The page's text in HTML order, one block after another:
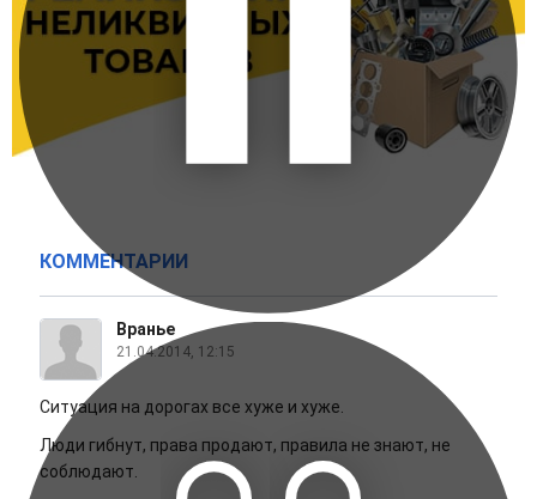
КОММЕНТАРИИ
Вранье
21.04.2014, 12:15
Ситуация на дорогах все хуже и хуже.
Люди гибнут, права продают, правила не знают, не
соблюдают.